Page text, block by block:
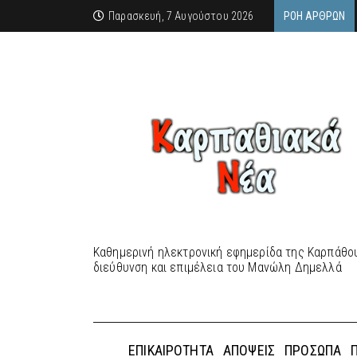
Παρασκευή, 7 Αυγούστου 2026 ΡΟΉ ΆΡΘΡΩΝ
Καθημερινή ηλεκτρονική εφημερίδα της
διεύθυνση και επιμέλεια του Μανώλη Δημελλά
ΕΠΙΚΑΙΡΌΤΗΤΑ ΑΠΌΨΕΙΣ ΠΡΌΣΩΠΑ